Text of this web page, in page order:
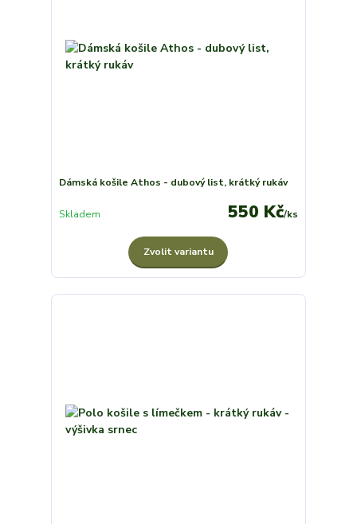
Dámská košile Athos - dubový list, krátký rukáv
550 Kč/ks
Skladem
Zvolit variantu